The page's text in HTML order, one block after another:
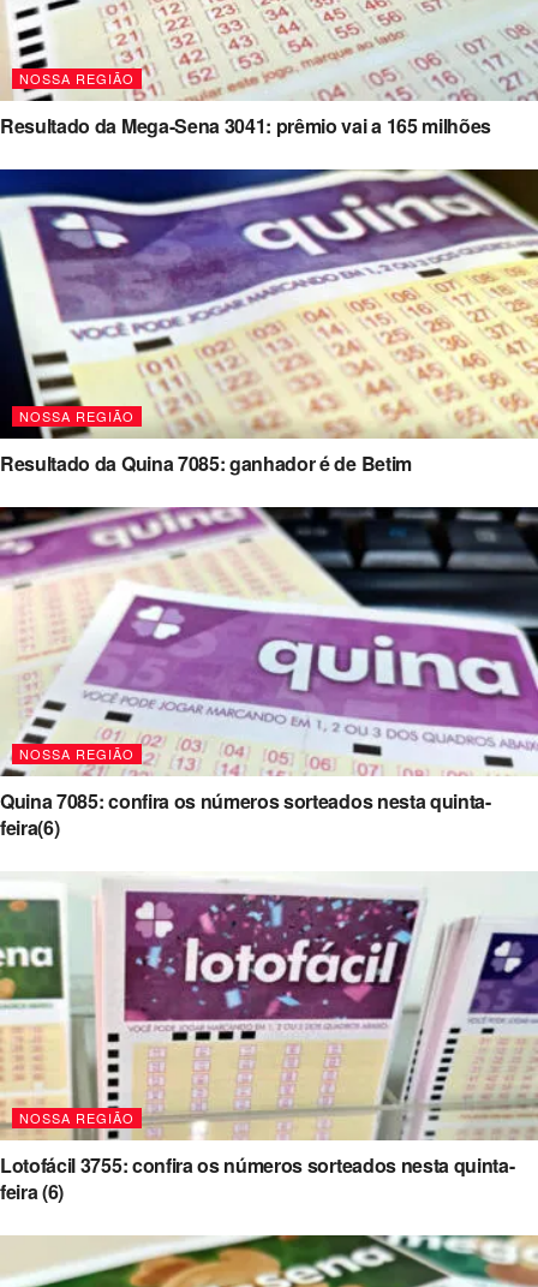
NOSSA REGIÃO
Resultado da Mega-Sena 3041: prêmio vai a 165 milhões
NOSSA REGIÃO
Resultado da Quina 7085: ganhador é de Betim
NOSSA REGIÃO
Quina 7085: confira os números sorteados nesta quinta-
feira(6)
NOSSA REGIÃO
Lotofácil 3755: confira os números sorteados nesta quinta-
feira (6)